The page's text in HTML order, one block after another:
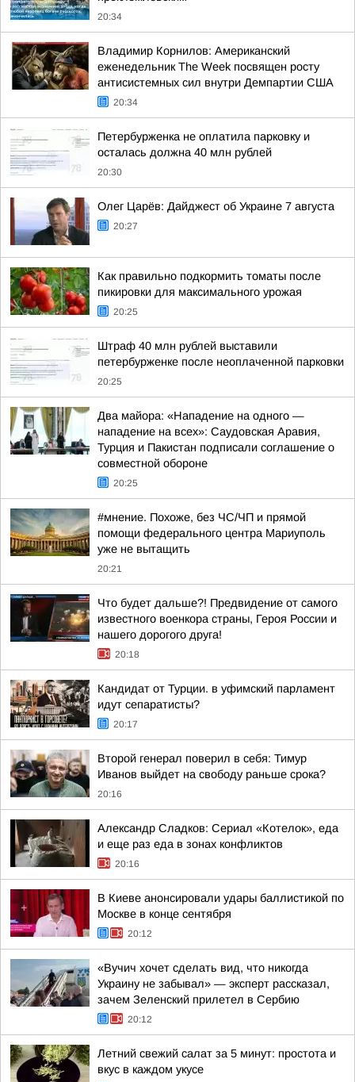
20:34
Владимир Корнилов: Американский
еженедельник The Week посвящен росту
антисистемных сил внутри Демпартии США
20:34
Петербурженка не оплатила парковку и
осталась должна 40 млн рублей
20:30
Олег Царёв: Дайджест об Украине 7 августа
20:27
Как правильно подкормить томаты после
пикировки для максимального урожая
20:25
Штраф 40 млн рублей выставили
петербурженке после неоплаченной парковки
20:25
Два майора: «Нападение на одного —
нападение на всех»: Саудовская Аравия,
Турция и Пакистан подписали соглашение о
совместной обороне
20:25
#мнение. Похоже, без ЧС/ЧП и прямой
помощи федерального центра Мариуполь
уже не вытащить
20:21
Что будет дальше?! Предвидение от самого
известного военкора страны, Героя России и
нашего дорогого друга!
20:18
Кандидат от Турции. в уфимский парламент
идут сепаратисты?
20:17
Второй генерал поверил в себя: Тимур
Иванов выйдет на свободу раньше срока?
20:16
Александр Сладков: Сериал «Котелок», еда
и еще раз еда в зонах конфликтов
20:16
В Киеве анонсировали удары баллистикой по
Москве в конце сентября
20:12
«Вучич хочет сделать вид, что никогда
Украину не забывал» — эксперт рассказал,
зачем Зеленский прилетел в Сербию
20:12
Летний свежий салат за 5 минут: простота и
вкус в каждом укусе